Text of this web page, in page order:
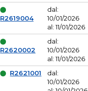
R2619004
dal:
10/01/2026
al: 11/01/2026
R2620002
dal:
10/01/2026
al: 11/01/2026
R2621001
dal:
10/01/2026